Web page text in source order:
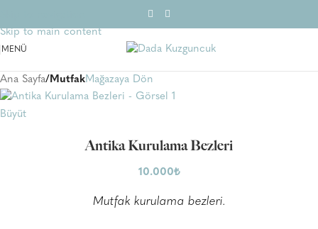
Skip to main content
MENÜ
Ana Sayfa MutfakMağazaya Dön
Büyüt
Antika Kurulama Bezleri
10.000₺
Mutfak kurulama bezleri.